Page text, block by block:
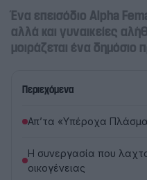
Ένα επεισόδιο Alpha
αλλά και γυναικείες
μοιράζεται ένα δημόσιο
Περιεχόμενα
Απ’τα «Υπέροχα
Η συνεργασία που
οικογένειας